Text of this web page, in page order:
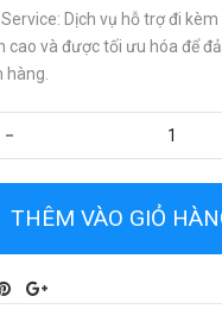
Dịch vụ hỗ trợ đi
cao và được tối ưu hóa để
hàng.
-
THÊM VÀO GIỎ